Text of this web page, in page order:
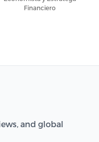
Financiero
and global